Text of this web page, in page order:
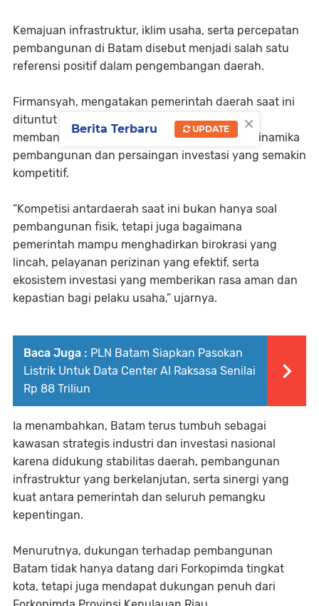
Kemajuan infrastruktur, iklim usaha, serta percepatan
pembangunan di Batam disebut menjadi salah satu
referensi positif dalam pengembangan daerah.
Firmansyah, mengatakan pemerintah daerah saat ini
dituntut bergerak cepat, adaptif, dan mampu
membangun kolaborasi yang kuat di tengah dinamika
pembangunan dan persaingan investasi yang semakin
kompetitif.
“Kompetisi antardaerah saat ini bukan hanya soal
pembangunan fisik, tetapi juga bagaimana
pemerintah mampu menghadirkan birokrasi yang
lincah, pelayanan perizinan yang efektif, serta
ekosistem investasi yang memberikan rasa aman dan
kepastian bagi pelaku usaha,” ujarnya.
Baca Juga : PLN Batam Siapkan Pasokan
Listrik Untuk Data Center AI Raksasa Senilai
Rp 88 Triliun
Ia menambahkan, Batam terus tumbuh sebagai
kawasan strategis industri dan investasi nasional
karena didukung stabilitas daerah, pembangunan
infrastruktur yang berkelanjutan, serta sinergi yang
kuat antara pemerintah dan seluruh pemangku
kepentingan.
Menurutnya, dukungan terhadap pembangunan
Batam tidak hanya datang dari Forkopimda tingkat
kota, tetapi juga mendapat dukungan penuh dari
×
Berita Terbaru UPDATE